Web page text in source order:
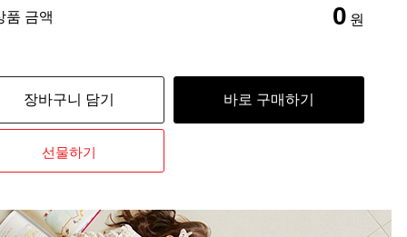
품 금액 0 원
장바구니 담기 바로 구매하기
선물하기